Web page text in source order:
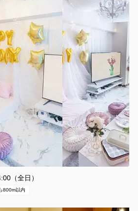
/時間
(0件)
名古屋市中区栄3丁目11-5
1〜12名
（全日）
800m以内